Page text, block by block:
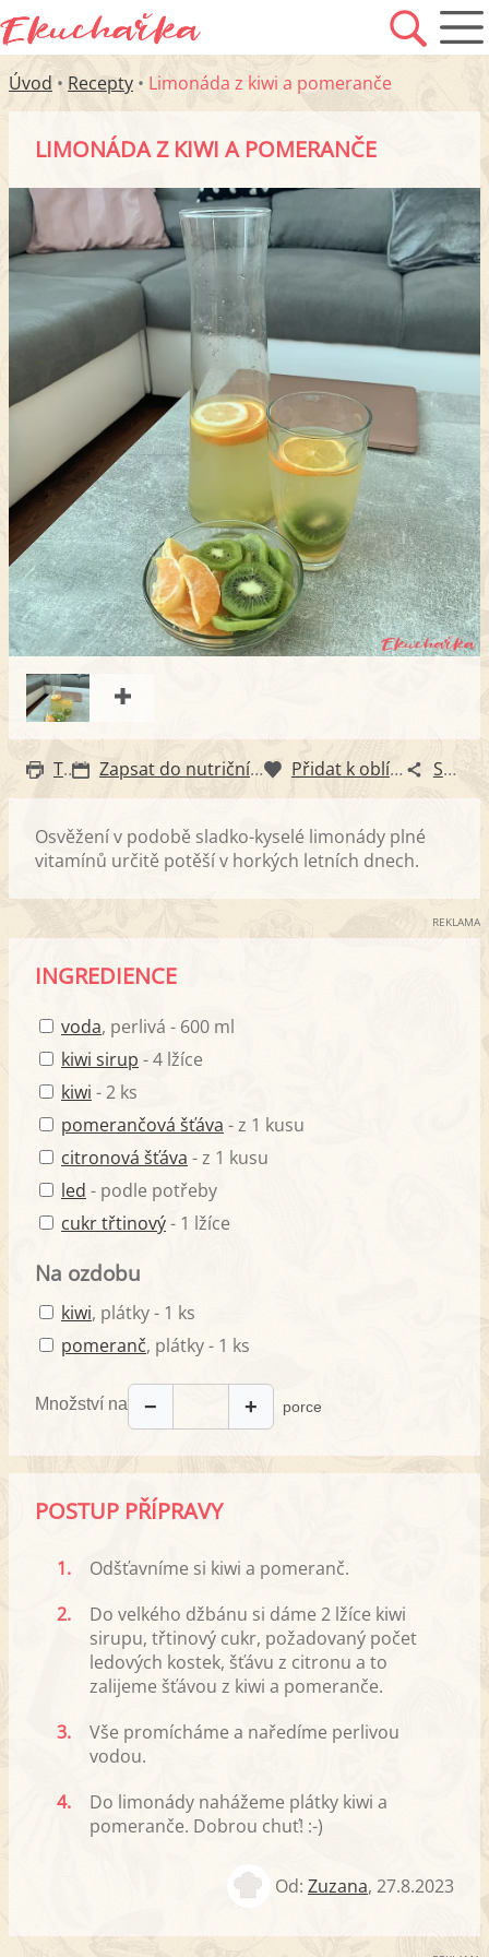
Úvod • Recepty • Limonáda z kiwi a pomeranče
LIMONÁDA Z KIWI A POMERANČE
Tisk Zapsat do nutričního diáře Přidat k oblíbeným Sdílet
Osvěžení v podobě sladko-kyselé limonády plné
vitamínů určitě potěší v horkých letních dnech.
REKLAMA
INGREDIENCE
voda, perlivá - 600 ml
kiwi sirup - 4 lžíce
kiwi - 2 ks
pomerančová šťáva - z 1 kusu
citronová šťáva - z 1 kusu
led - podle potřeby
cukr třtinový- 1 lžíce
Na ozdobu
kiwi, plátky - 1 ks
pomeranč, plátky - 1 ks
Množství na − + porce
POSTUP PŘÍPRAVY
1.
Odšťavníme si kiwi a pomeranč.
2.
Do velkého džbánu si dáme 2 lžíce kiwi
sirupu, třtinový cukr, požadovaný počet
ledových kostek, šťávu z citronu a to
zalijeme šťávou z kiwi a pomeranče.
3.
Vše promícháme a naředíme perlivou
vodou.
4.
Do limonády nahážeme plátky kiwi a
pomeranče. Dobrou chuť! :-)
Od: Zuzana, 27.8.2023